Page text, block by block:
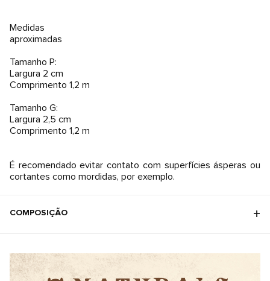
Medidas
aproximadas
Tamanho P:
Largura 2 cm
Comprimento 1,2 m
Tamanho G:
Largura 2,5 cm
Comprimento 1,2 m
É recomendado evitar contato com superfícies ásperas ou
cortantes como mordidas, por exemplo.
COMPOSIÇÃO